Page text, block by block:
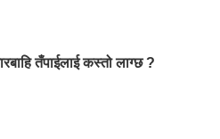
तँपाईलाई कस्तो लाग्छ ?